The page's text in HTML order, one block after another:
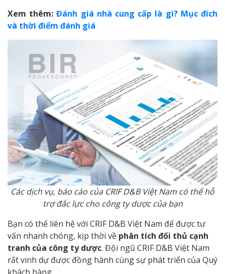
Xem thêm:Đánh giá nhà cung cấp là gì? Mục đích
và thời điểm đánh giá
Các dịch vụ, báo cáo của CRIF D&B Việt Nam có thể hỗ
trợ đắc lực cho công ty dược của bạn
Bạn có thể liên hệ với CRIF D&B Việt Nam để được tư
vấn nhanh chóng, kịp thời về phân tích đối thủ cạnh
tranh của công ty dược. Đội ngũ CRIF D&B Việt Nam
rất vinh dự được đồng hành cùng sự phát triển của Quý